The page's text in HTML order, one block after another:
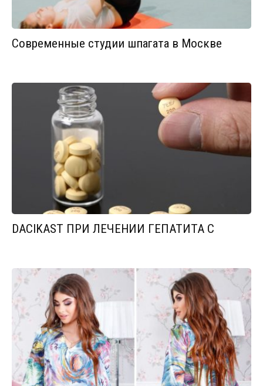
Современные студии шпагата в Москве
DACIKAST ПРИ ЛЕЧЕНИИ ГЕПАТИТА С